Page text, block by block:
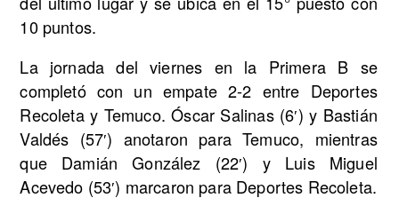
10 puntos.
La jornada del viernes en la Primera B se
completó con un empate 2-2 entre Deportes
Recoleta y Temuco. Óscar Salinas (6′) y Bastián
Valdés (57′) anotaron para Temuco, mientras
que Damián González (22′) y Luis Miguel
Acevedo (53′) marcaron para Deportes Recoleta.